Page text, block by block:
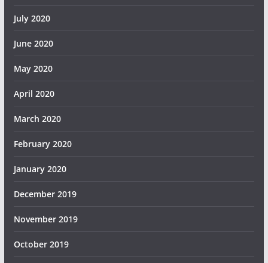
July 2020
June 2020
May 2020
April 2020
March 2020
February 2020
January 2020
December 2019
November 2019
October 2019